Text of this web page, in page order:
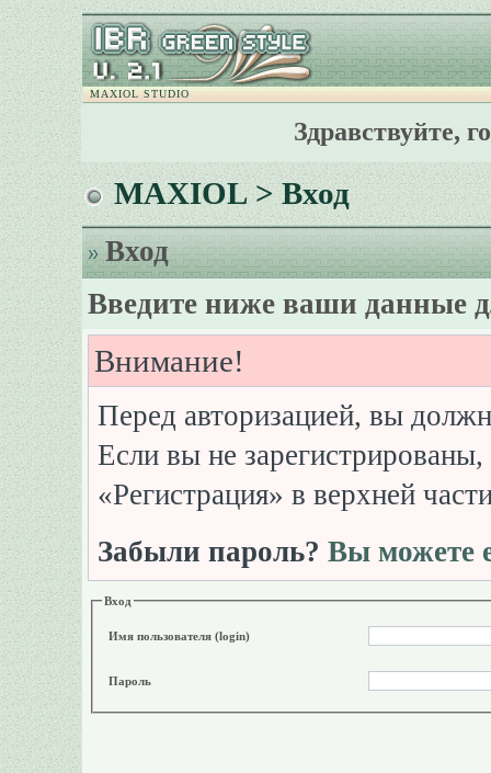
MAXIOL STUDIO
Здравствуйте,
MAXIOL> Вход
Вход
Введите ниже ваши данные
Внимание!
Перед авторизацией, вы
Если вы не
«Регистрация» в верхней
Забыли пароль? Вы можете
Вход
Имя пользователя (login)
Пароль